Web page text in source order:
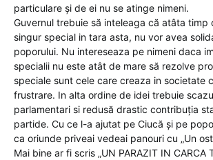
particulare și de ei nu se atinge nimeni.
Guvernul trebuie să inteleaga că atâta timp
singur special in tara asta, nu vor avea
poporului. Nu intereseaza pe nimeni daca
specialii nu este atât de mare să rezolve
speciale sunt cele care creaza in societate
frustrare. In alta ordine de idei trebuie
parlamentari si redusă drastic contribuția
partide. Cu ce l-a ajutat pe Ciucă și pe
ca oriunde priveai vedeai panouri cu „Un
Mai bine ar fi scris „UN PARAZIT IN CARCA